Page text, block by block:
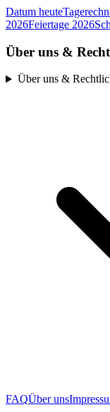
Datum heute
2026Feiertage 2026
Über uns &
Über uns &
FAQÜber uns